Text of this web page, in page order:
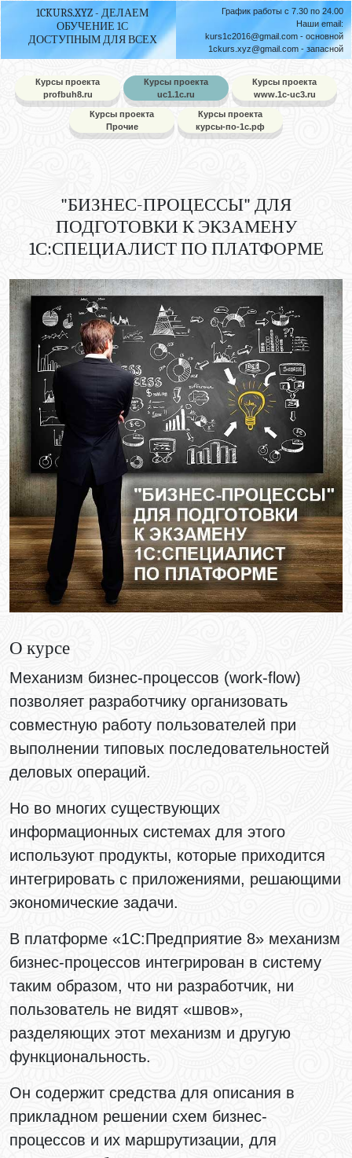
1CKURS.XYZ - ДЕЛАЕМ
ОБУЧЕНИЕ 1С
ДОСТУПНЫМ ДЛЯ ВСЕХ
График работы с 7.30 по 24.00
Наши email:
kurs1c2016@gmail.com - основной
1ckurs.xyz@gmail.com - запасной
Курсы проекта
profbuh8.ru
Курсы проекта
uc1.1c.ru
Курсы проекта
www.1c-uc3.ru
Курсы проекта
Прочие
Курсы проекта
курсы-по-1с.рф
"БИЗНЕС-ПРОЦЕССЫ" ДЛЯ
ПОДГОТОВКИ К ЭКЗАМЕНУ
1С:СПЕЦИАЛИСТ ПО ПЛАТФОРМЕ
О курсе
Механизм бизнес-процессов (work-flow)
позволяет разработчику организовать
совместную работу пользователей при
выполнении типовых последовательностей
деловых операций.
Но во многих существующих
информационных системах для этого
используют продукты, которые приходится
интегрировать с приложениями, решающими
экономические задачи.
В платформе «1С:Предприятие 8» механизм
бизнес-процессов интегрирован в систему
таким образом, что ни разработчик, ни
пользователь не видят «швов»,
разделяющих этот механизм и другую
функциональность.
Он содержит средства для описания в
прикладном решении схем бизнес-
процессов и их маршрутизации, для